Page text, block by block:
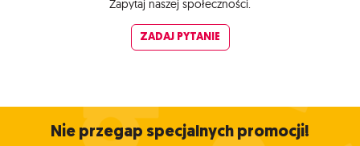
Zapytaj naszej społeczności.
ZADAJ PYTANIE
Nie przegap specjalnych promocji!